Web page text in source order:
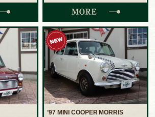
’97 MINI COOPER MORRIS